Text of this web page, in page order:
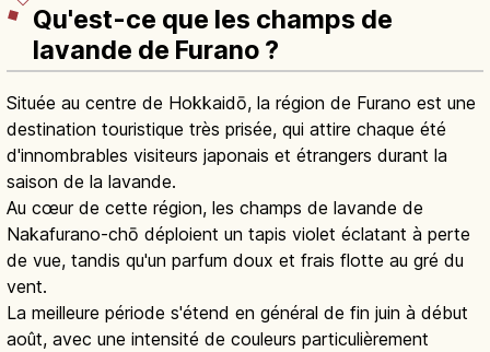
Qu'est-ce que les champs de
lavande de Furano ?
Située au centre de Hokkaidō, la région de Furano est une
destination touristique très prisée, qui attire chaque été
d'innombrables visiteurs japonais et étrangers durant la
saison de la lavande.
Au cœur de cette région, les champs de lavande de
Nakafurano-chō déploient un tapis violet éclatant à perte
de vue, tandis qu'un parfum doux et frais flotte au gré du
vent.
La meilleure période s'étend en général de fin juin à début
août, avec une intensité de couleurs particulièrement